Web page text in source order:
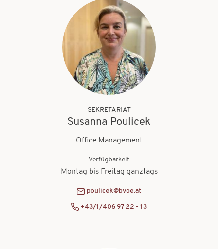
SEKRETARIAT
Susanna Poulicek
Office Management
Verfügbarkeit
Montag bis Freitag ganztags
poulicek@bvoe.at
+43/1/406 97 22 - 13